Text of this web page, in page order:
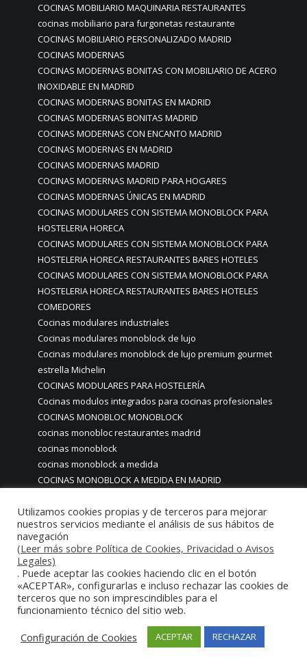
COCINAS MOBILIARIO MAQUINARIA RESTAURANTES
cocinas mobiliario para furgonetas restaurante
COCINAS MOBILIARIO PERSONALIZADO MADRID
COCINAS MODERNAS
COCINAS MODERNAS BONITAS CON MOBILIARIO DE ACERO
INOXIDABLE EN MADRID
COCINAS MODERNAS BONITAS EN MADRID
COCINAS MODERNAS BONITAS MADRID
COCINAS MODERNAS CON ENCANTO MADRID
COCINAS MODERNAS EN MADRID
COCINAS MODERNAS MADRID
COCINAS MODERNAS MADRID PARA HOGARES
COCINAS MODERNAS ÚNICAS EN MADRID
COCINAS MODULARES CON SISTEMA MONOBLOCK PARA
HOSTELERIA HORECA
COCINAS MODULARES CON SISTEMA MONOBLOCK PARA
HOSTELERIA HORECA RESTAURANTES BARES HOTELES
COCINAS MODULARES CON SISTEMA MONOBLOCK PARA
HOSTELERIA HORECA RESTAURANTES BARES HOTELES
COMEDORES
Cocinas modulares industriales
Cocinas modulares monoblock de lujo
Cocinas modulares monoblock de lujo premium gourmet
estrella Michelin
COCINAS MODULARES PARA HOSTELERÍA
Cocinas modulos integrados para cocinas profesionales
COCINAS MONOBLOC MONOBLOCK
cocinas monobloc restaurantes madrid
cocinas monoblock
cocinas monoblock a medida
COCINAS MONOBLOCK A MEDIDA EN MADRID
COCINAS MONOBLOCK A MEDIDA PERSONALIZADAS MADRID
Cocinas Monoblock a medida personalizadas para hogares
particulares casas chalets
cocinas monoblock con iluminación led
cocinas Monoblock de lujo
COCINAS MONOBLOCK EN MADRID
Cocinas Monoblock hosteleria
MOBILIARIO Y MAQUINARIA EN ACERO INOXIDABLE
Utilizamos cookies propias y de terceros para mejorar
nuestros servicios mediante el análisis de sus hábitos de
navegación
(Leer más sobre Política de Cookies, Privacidad o Avisos
Legales)
. Puede aceptar las cookies haciendo clic en el botón
«ACEPTAR», configurarlas e incluso rechazar las cookies de
terceros que no son imprescindibles para el
funcionamiento técnico del sitio web.
Configuración de Cookies
ACEPTAR RECHAZAR